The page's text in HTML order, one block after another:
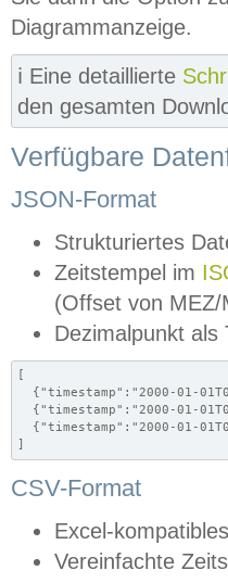
Diagrammanzeige.
ℹ️ Eine detaillierte
den gesamten
Verfügbare
JSON-Format
Strukturiertes
Zeitstempel im
(Offset von MEZ/
Dezimalpunkt als
[
{"timestamp":"2000-01-
{"timestamp":"2000-01-
{"timestamp":"2000-01-
]
CSV-Format
Excel-
Vereinfachte